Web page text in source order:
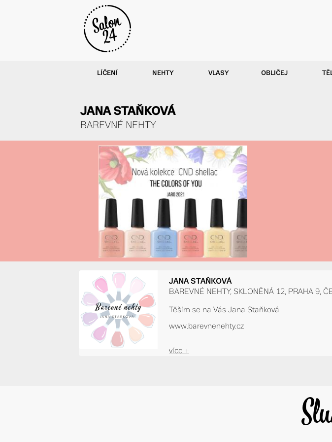
LÍČENÍ NEHTY VLASY OBLIČEJ
JANA STAŇKOVÁ
BAREVNÉ NEHTY
JANA STAŇKOVÁ
BAREVNÉ NEHTY, SKLONĚNÁ 12, PRAHA 9,
Těším se na Vás Jana Staňková
www.barevnenehty.cz
více +